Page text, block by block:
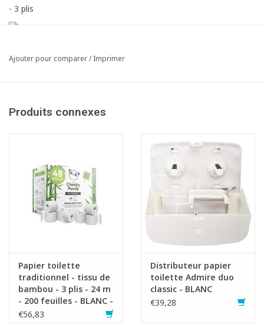
- 3 plis
Ajouter pour comparer/Imprimer
Produits connexes
Papier toilette
traditionnel - tissu de
bambou - 3 plis - 24 m
- 200 feuilles - BLANC -
48 rouleaux - Cheeky
€56,83
Distributeur papier
toilette Admire duo
classic - BLANC
€39,28